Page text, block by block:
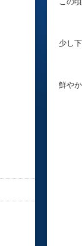
少し
鮮や